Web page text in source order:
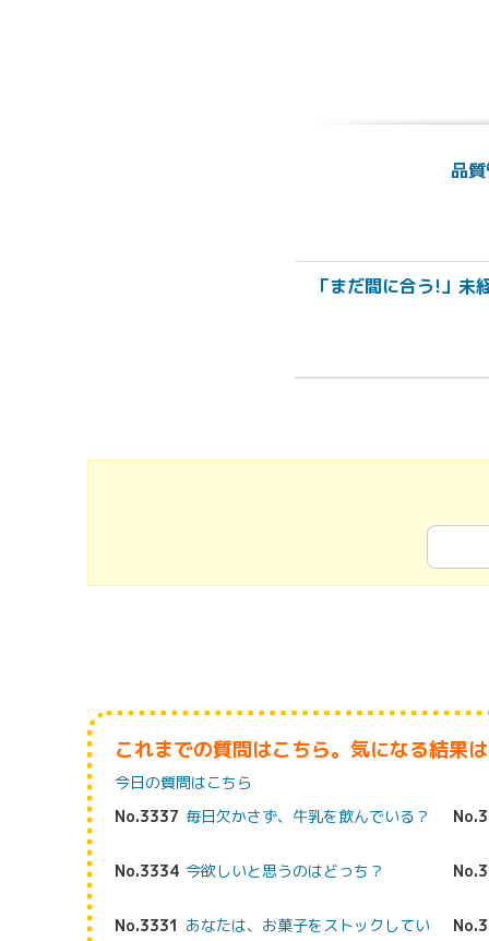
品
「まだ間に合う!」
これまでの質問はこちら。気になる結果
今日の質問はこちら
No.3337 毎日欠かさず、牛乳を飲んでいる？
No.3334 今欲しいと思うのはどっち？
No.3331 あなたは、お菓子をストックしてい